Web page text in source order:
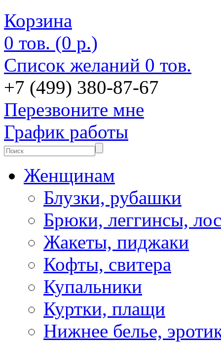
Корзина
0 тов. (0 р.)
Список желаний 0 тов.
+7 (499) 380-87-67
Перезвоните мне
График работы
Женщинам
Блузки, рубашки
Брюки, леггинсы,
Жакеты, пиджаки
Кофты, свитера
Купальники
Куртки, плащи
Нижнее белье,